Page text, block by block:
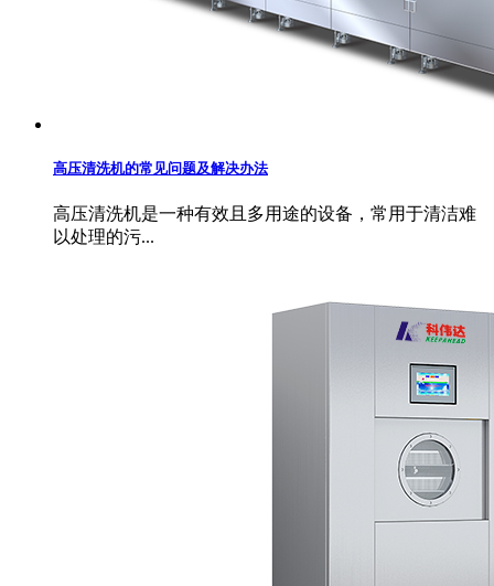
高压清洗机的常见问题及解决办法
高压清洗机是一种有效且多用途的设备，常用于清洁难
以处理的污...